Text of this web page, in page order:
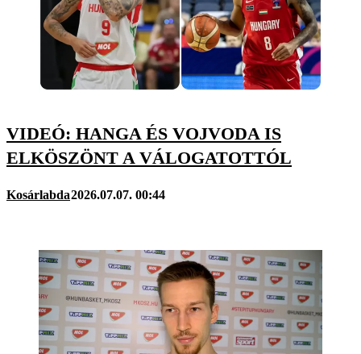
VIDEÓ: HANGA ÉS VOJVODA IS
ELKÖSZÖNT A VÁLOGATOTTÓL
Kosárlabda2026.07.07. 00:44